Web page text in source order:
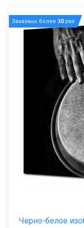
Заказано более 30раз
Черно-белое